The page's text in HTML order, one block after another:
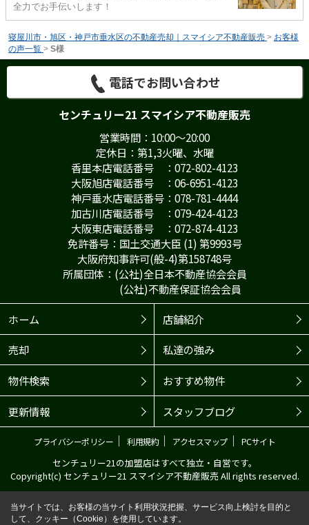
全力でお手伝いします！
寝屋川市・旭区・神戸市垂水区の不動産売却｜スマイシア不動産販売 > お客様
の声一覧 > S様
電話でお問い合わせ
センチュリー21 スマイシア不動産販売
営業時間：10:00～20:00
定休日：第1,3火曜、水曜
香里本店電話番号 ：072-802-4123
大阪旭店電話番号 ：06-6951-4123
神戸垂水店電話番号：078-781-4444
加古川店電話番号 ：079-424-4123
大阪東店電話番号 ：072-874-4123
免許番号：国土交通大臣 (1) 第9993号
大阪府知事許可(般-4)第158748号
所属団体：(公社)全日本不動産協会会員
(公社)不動産保証協会会員
ホーム
店舗紹介
売却 私達の強み
物件検索 おすすめ物件
更新情報 スタッフブログ
プライバシーポリシー ｜ 利用規約｜ アクセスマップ｜ PCサイト
センチュリー21の加盟店はすべて独立・自営です。
Copyright(c) センチュリー21 スマイシア不動産販売 All rights reserved.
当サイトでは、お客様の当サイト利用状況把握、サービス向上検討を目的と
して、クッキー（Cookie）を使用しています。